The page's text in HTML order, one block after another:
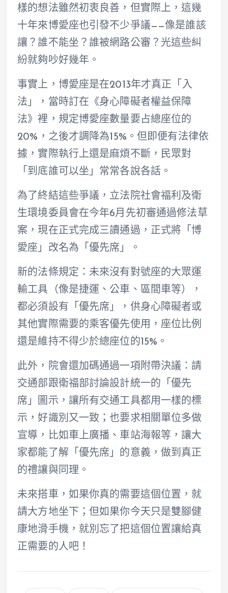
樣的想法雖然初衷良善，但實際上，這幾
十年來博愛座也引發不少爭議——像是誰該
讓？誰不能坐？誰被網路公審？光這些糾
紛就夠吵好幾年。
事實上，博愛座是在2013年才真正「入
法」，當時訂在《身心障礙者權益保障
法》裡，規定博愛座數量要占總座位的
20%，之後才調降為15%。但即便有法律依
據，實際執行上還是麻煩不斷，民眾對
「到底誰可以坐」常常各說各話。
為了終結這些爭議，立法院社會福利及衛
生環境委員會在今年6月先初審通過修法草
案，現在正式完成三讀通過，正式將「博
愛座」改名為「優先席」。
新的法條規定：未來沒有對號座的大眾運
輸工具（像是捷運、公車、區間車等），
都必須設有「優先席」，供身心障礙者或
其他實際需要的乘客優先使用，座位比例
還是維持不得少於總座位的15%。
此外，院會還加碼通過一項附帶決議：請
交通部跟衛福部討論設計統一的「優先
席」圖示，讓所有交通工具都用一樣的標
示，好識別又一致；也要求相關單位多做
宣導，比如車上廣播、車站海報等，讓大
家都能了解「優先席」的意義，做到真正
的禮讓與同理。
未來搭車，如果你真的需要這個位置，就
請大方地坐下；但如果你今天只是雙腳健
康地滑手機，就別忘了把這個位置讓給真
正需要的人吧！